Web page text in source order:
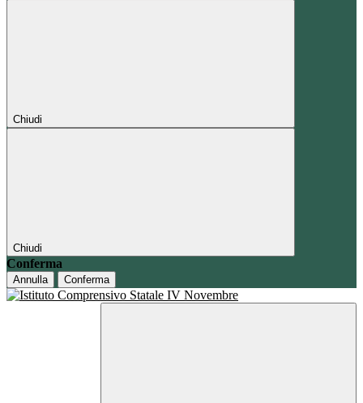
Chiudi
Chiudi
Conferma
Annulla Conferma